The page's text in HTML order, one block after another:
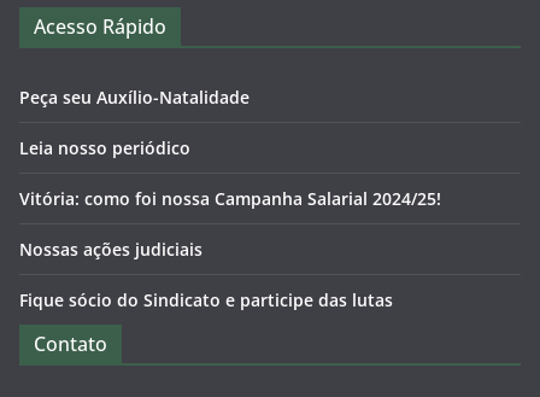
Acesso Rápido
Peça seu Auxílio-Natalidade
Leia nosso periódico
Vitória: como foi nossa Campanha Salarial 2024/25!
Nossas ações judiciais
Fique sócio do Sindicato e participe das lutas
Contato